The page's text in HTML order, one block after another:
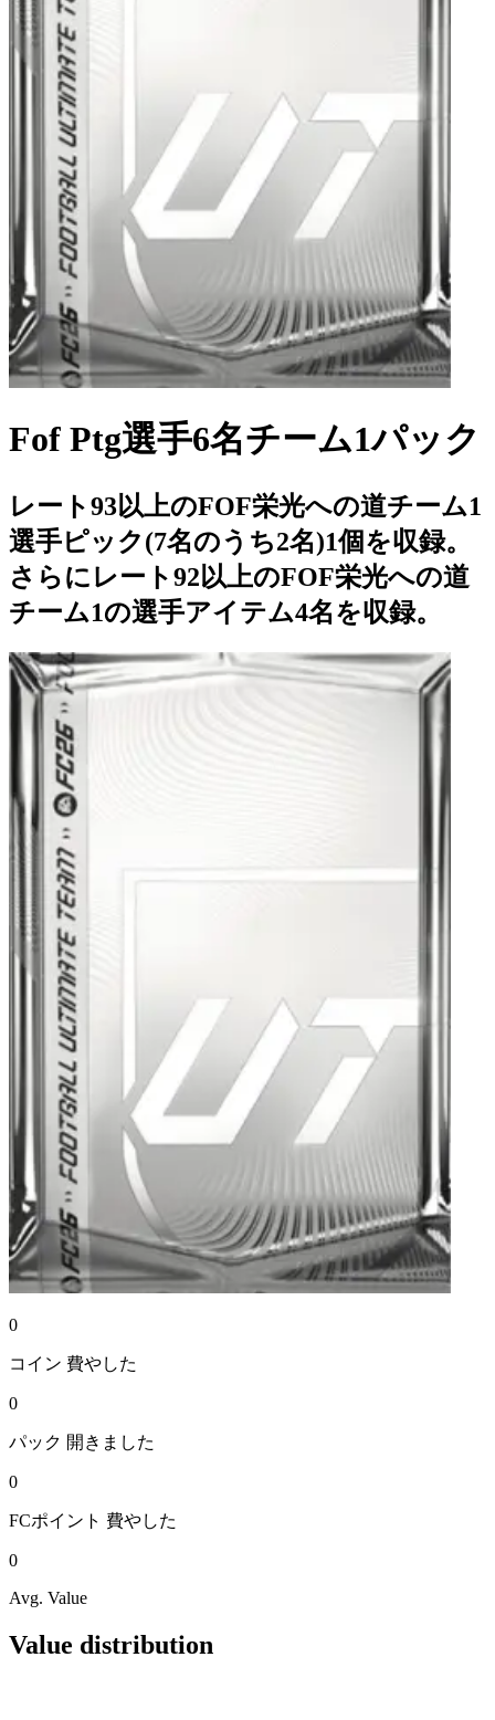
Fof Ptg選手6名チーム1パック
レート93以上のFOF栄光への道チーム1
選手ピック(7名のうち2名)1個を収録。
さらにレート92以上のFOF栄光への道
チーム1の選手アイテム4名を収録。
0
コイン 費やした
0
パック 開きました
0
FCポイント 費やした
0
Avg. Value
Value distribution